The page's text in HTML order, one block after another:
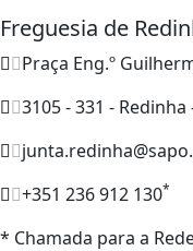
Freguesia de
Praça Eng.º
3105 - 331 - Redinha
+351 236 912 130*
* Chamada para a